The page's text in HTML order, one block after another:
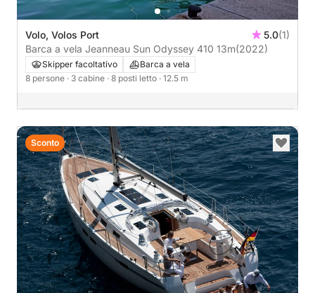
Volo, Volos Port 5.0(1)
Barca a vela Jeanneau Sun Odyssey 410 13m(2022)
Skipper facoltativo
Barca a vela
8 persone · 3 cabine · 8 posti letto · 12.5 m
Sconto